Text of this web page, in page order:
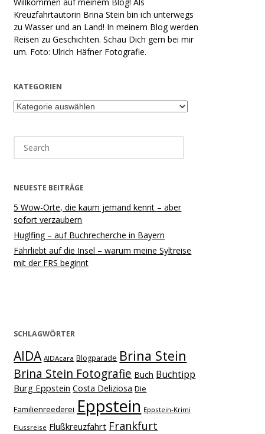
Willkommen auf meinem Blog! Als
Kreuzfahrtautorin Brina Stein bin ich unterwegs
zu Wasser und an Land! In meinem Blog werden
Reisen zu Geschichten. Schau Dich gern bei mir
um. Foto: Ulrich Häfner Fotografie.
KATEGORIEN
Kategorien
for:
NEUESTE BEITRÄGE
5 Wow-Orte, die kaum jemand kennt – aber
sofort verzaubern
Huglfing – auf Buchrecherche in Bayern
Fährliebt auf die Insel – warum meine Syltreise
mit der FRS beginnt
SCHLAGWÖRTER
AIDA AIDAcara Blogparade Brina Stein
Brina Stein Fotografie Buch Buchtipp
Burg Eppstein Costa Deliziosa Die
Familienreederei Eppstein Eppstein-Krimi
Flussreise Flußkreuzfahrt Frankfurt